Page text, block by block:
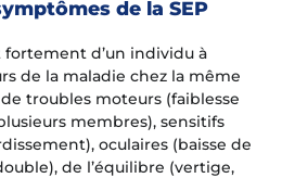
de la SEP
fortement d’un individu à
de la maladie chez la même
troubles moteurs (faiblesse
membres), sensitifs
oculaires (baisse de
de l’équilibre (vertige,